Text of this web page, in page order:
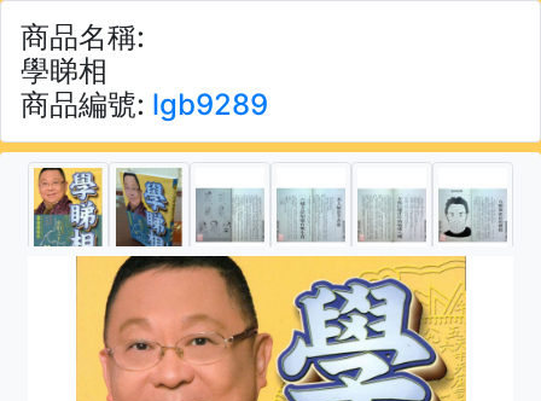
商品名稱:
學睇相
商品編號: lgb9289